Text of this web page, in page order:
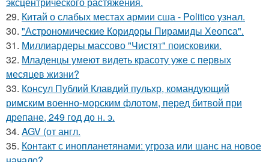
29. Китай о слабых местах армии сша - Politico узнал.
30. "Астрономические Коридоры Пирамиды Хеопса".
31. Миллиардеры массово "Чистят" поисковики.
32. Младенцы умеют видеть красоту уже с первых
месяцев жизни?
33. Консул Публий Клавдий пульхр, командующий
римским военно-морским флотом, перед битвой при
дрепане, 249 год до н. э.
34. AGV (от англ.
35. Контакт с инопланетянами: угроза или шанс на новое